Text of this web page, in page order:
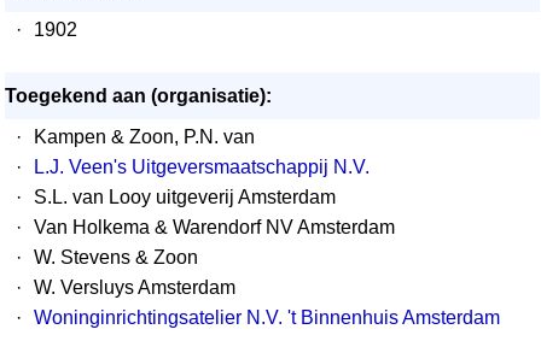
·
1902
Toegekend aan (organisatie):
·
Kampen & Zoon, P.N. van
·
L.J. Veen's Uitgeversmaatschappij N.V.
·
S.L. van Looy uitgeverij Amsterdam
·
Van Holkema & Warendorf NV Amsterdam
·
W. Stevens & Zoon
·
W. Versluys Amsterdam
·
Woninginrichtingsatelier N.V. 't Binnenhuis Amsterdam